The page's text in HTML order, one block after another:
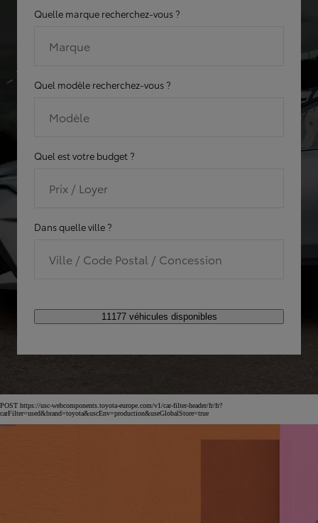
Quelle marque recherchez-vous ?
Marque
Quel modèle recherchez-vous ?
Modèle
Quel est votre budget ?
Prix / Loyer
Dans quelle ville ?
Ville / Code Postal / Concession
11177 véhicules disponibles
POST https://usc-webcomponents.toyota-europe.com/v1/car-filter-header/fr/fr?
carFilter=used&brand=toyota&uscEnv=production&useGlobalStore=true